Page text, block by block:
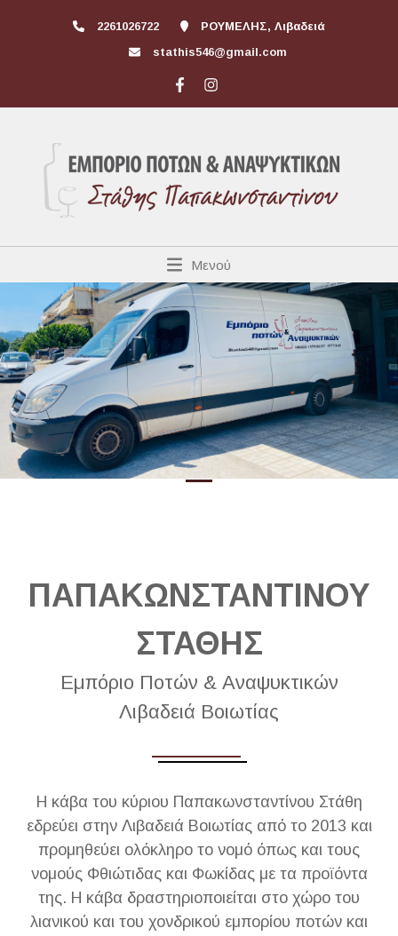
2261026722
ΡΟΥΜΕΛΗΣ, Λιβαδειά
stathis546@gmail.com
Μενού
ΠΑΠΑΚΩΝΣΤΑΝΤΙΝΟΥ
ΣΤΑΘΗΣ
Εμπόριο Ποτών & Αναψυκτικών
Λιβαδειά Βοιωτίας
Η κάβα του κύριου Παπακωνσταντίνου Στάθη
εδρεύει στην Λιβαδειά Βοιωτίας από το 2013 και
προμηθεύει ολόκληρο το νομό όπως και τους
νομούς Φθιώτιδας και Φωκίδας με τα προϊόντα
της. Η κάβα δραστηριοποιείται στο χώρο του
λιανικού και του χονδρικού εμπορίου ποτών και